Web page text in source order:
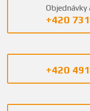
+420
+420